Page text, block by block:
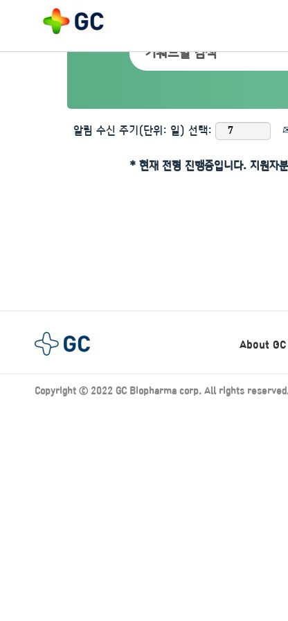
알림 수신 주기(단위: 일) 선택:
* 현재 전형 진행중입니다. 지원자
About GC
Copyright ⓒ 2022 GC Biopharma corp. All rights